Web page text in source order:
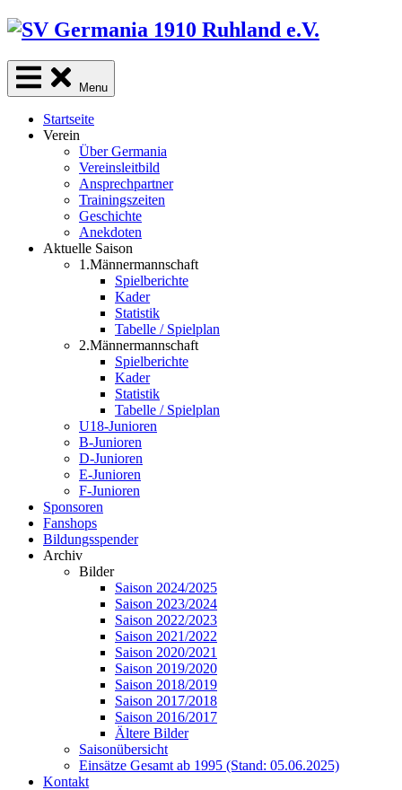
Skip
content
Menu
Startseite
Verein
Über Germania
Vereinsleitbild
Ansprechpartner
Trainingszeiten
Geschichte
Anekdoten
Aktuelle Saison
1.Männermannschaft
Spielberichte
Kader
Statistik
Tabelle / Spielplan
2.Männermannschaft
Spielberichte
Kader
Statistik
Tabelle / Spielplan
U18-Junioren
B-Junioren
D-Junioren
E-Junioren
F-Junioren
Sponsoren
Fanshops
Bildungsspender
Archiv
Bilder
Saison 2024/2025
Saison 2023/2024
Saison 2022/2023
Saison 2021/2022
Saison 2020/2021
Saison 2019/2020
Saison 2018/2019
Saison 2017/2018
Saison 2016/2017
Ältere Bilder
Saisonübersicht
Einsätze Gesamt ab 1995 (Stand: 05.06.2025)
Kontakt